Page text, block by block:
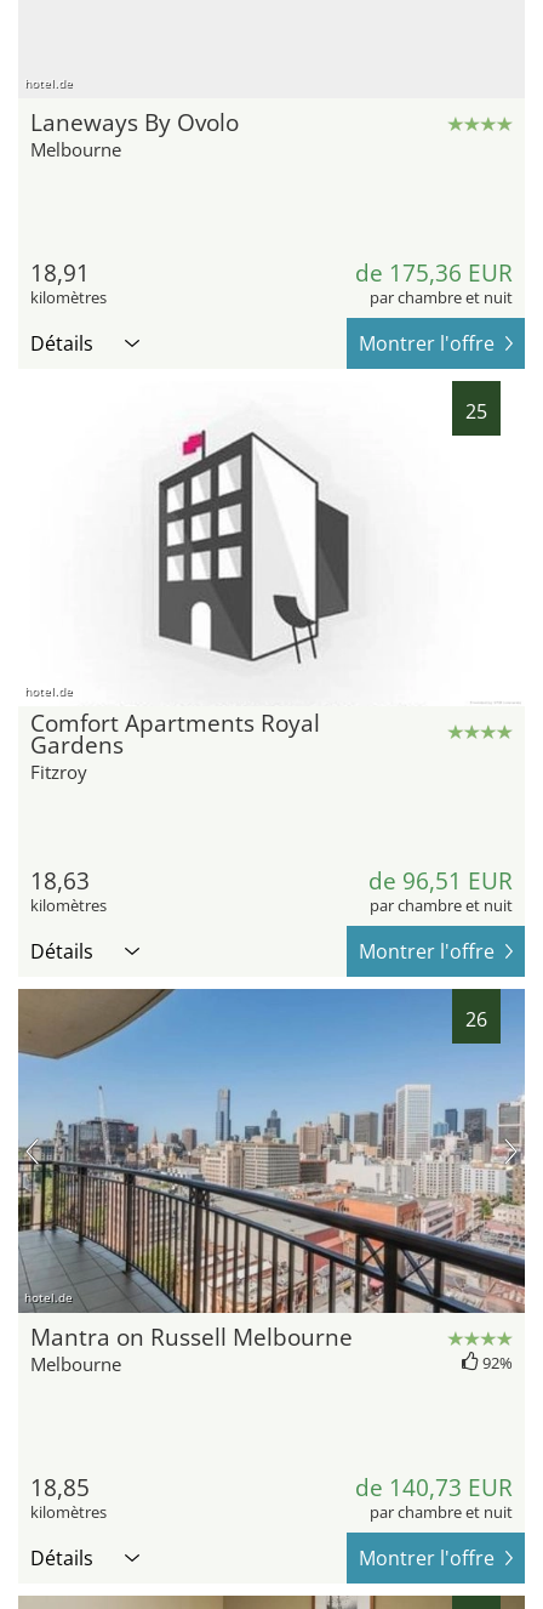
hotel.de
Laneways By Ovolo
Melbourne
18,91
kilomètres
de 175,36 EUR
par chambre et nuit
Détails Montrer l'offre
25
hotel.de
Comfort Apartments Royal
Gardens
Fitzroy
18,63
kilomètres
de 96,51 EUR
par chambre et nuit
Détails Montrer l'offre
26
hotel.de
Mantra on Russell Melbourne
Melbourne 92%
18,85
kilomètres
de 140,73 EUR
par chambre et nuit
Détails Montrer l'offre